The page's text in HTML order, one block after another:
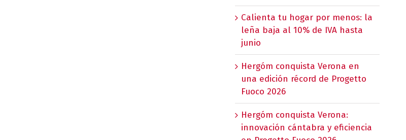
Calienta tu hogar por menos: la
leña baja al 10% de IVA hasta
junio
Hergóm conquista Verona en
una edición récord de Progetto
Fuoco 2026
Hergóm conquista Verona:
innovación cántabra y eficiencia